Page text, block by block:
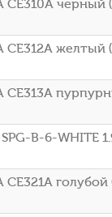
черный
желтый
B-6-WHITE
голубой